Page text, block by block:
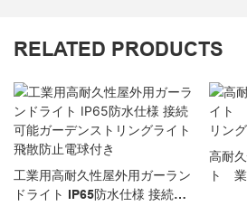
RELATED PRODUCTS
工業用高耐久性屋外用ガーラン
ドライト IP65防水仕様 接続可
高耐
ト 業